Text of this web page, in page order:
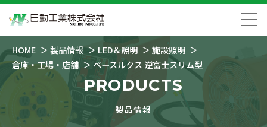
HOME 製品情報 LED＆照明
施設照明
倉庫・工場・店舗
ベースルクス 逆富士スリム型
PRODUCTS
製品情報